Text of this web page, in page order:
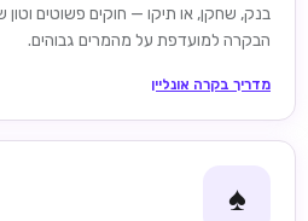
בנק, שחקן, או תיקו — חוקים פשוטים
הבקרה למועדפת על מהמרים גבוהים.
מדריך בקרה אונליין
♠️